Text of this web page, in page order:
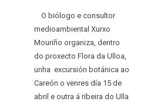
O biólogo e consultor
medioambiental Xurxo
Mouriño organiza, dentro
do proxecto Flora da Ulloa,
unha excursión botánica ao
Careón o venres día 15 de
abril e outra á ribeira do Ulla